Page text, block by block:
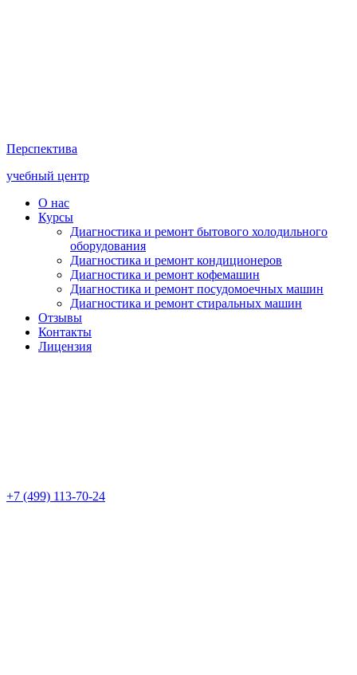
Перспектива
учебный центр
О нас
Курсы
Диагностика и ремонт бытового холодильного
оборудования
Диагностика и ремонт кондиционеров
Диагностика и ремонт кофемашин
Диагностика и ремонт посудомоечных машин
Диагностика и ремонт стиральных машин
Отзывы
Контакты
Лицензия
+7 (499) 113-70-24